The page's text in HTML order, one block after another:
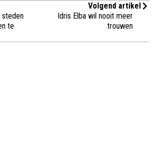
te
Volgend artikel
Idris Elba wil nooit meer
trouwen